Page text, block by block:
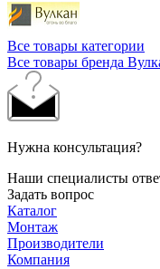
Все товары категории
Все товары бренда
Нужна консультация?
Наши специалисты
Задать вопрос
Каталог
Монтаж
Производители
Компания